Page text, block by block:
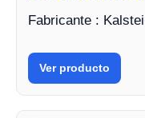
Fabricante :
Ver producto